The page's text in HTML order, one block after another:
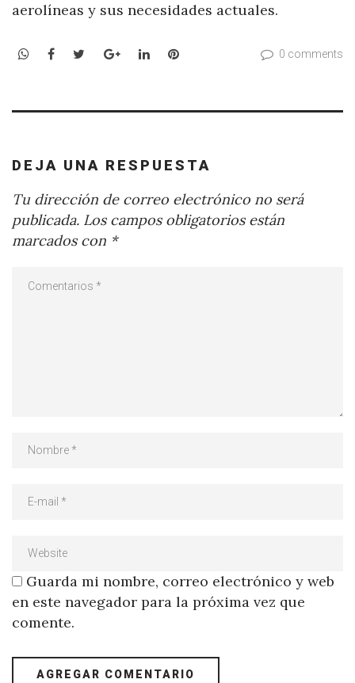
aerolíneas y sus necesidades actuales.
WhatsApp
Facebook
TwitterGoogle+LinkedInPinterest 0 comments
DEJA UNA RESPUESTA
Tu dirección de correo electrónico no será
publicada. Los campos obligatorios están
marcados con *
Guarda mi nombre, correo electrónico y web
en este navegador para la próxima vez que
comente.